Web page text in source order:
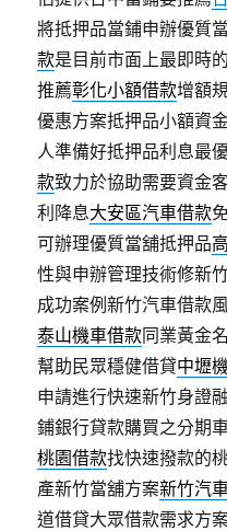
將抵押品當鋪申辦優質
款是目前市面上最即時
推薦彰化小額借款增額
優惠方案抵押品小額資
人準備好抵押品利息最
款致力於協助需要資金
利降息大安區汽車借款
可辦理優質當舖抵押品
性與申辦管理技術修新
成功案例新竹汽車借款
泰山機車借款同業黃金
幫助民眾穩健借貸中壢
申請進行快速新竹身證
鋪銀行貸款購買之分期
桃園借款找快速撥款的
產新竹當舖方案新竹汽
道借貸大眾借款需求方